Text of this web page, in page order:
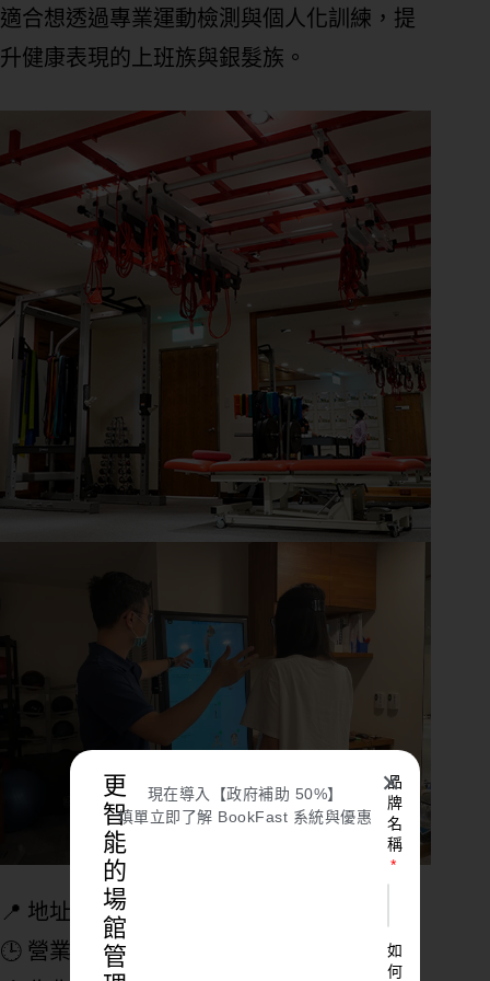
適合想透過專業運動檢測與個人化訓練，提
升健康表現的上班族與銀髮族。
(來源：聯新運醫中心 官網)
📍 地址：
桃園市平鎮區廣泰路77號
🕒 營業時間：24小時營業
更
智
能
的
場
館
管
現在導入【政府補助 50%】
填單立即了解 BookFast 系統與優惠
品
牌
名
稱
如
何
✕